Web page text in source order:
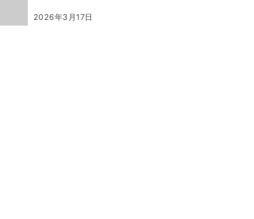
2026年3月17日